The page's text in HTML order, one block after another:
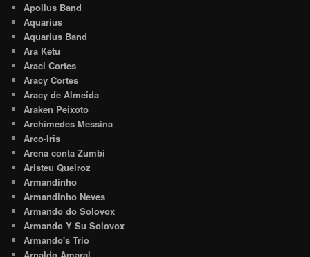
Apollus Band
Aquarius
Aquarius Band
Ara Ketu
Araci Cortes
Aracy Cortes
Aracy de Almeida
Araken Peixoto
Archimedes Messina
Arco-Iris
Arena conta Zumbi
Aristeu Queiroz
Armandinho
Armandinho Neves
Armando do Solovox
Armando Y Su Solovox
Armando's Trio